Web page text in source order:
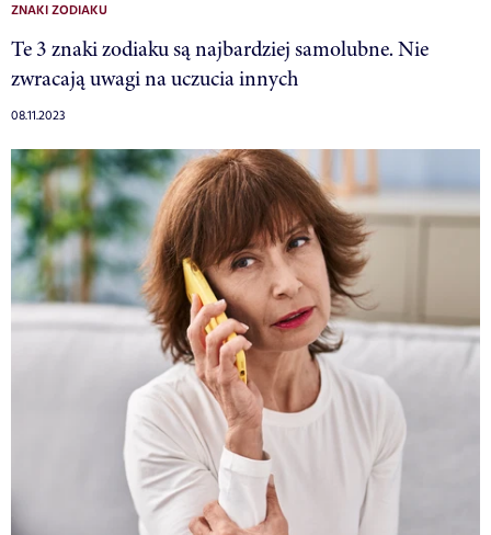
ZNAKI ZODIAKU
Te 3 znaki zodiaku są najbardziej samolubne. Nie
zwracają uwagi na uczucia innych
08.11.2023